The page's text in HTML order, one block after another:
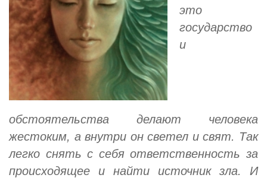
это
государство
и
обстоятельства делают человека
жестоким, а внутри он светел и свят. Так
легко снять с себя ответственность за
происходящее и найти источник зла. И